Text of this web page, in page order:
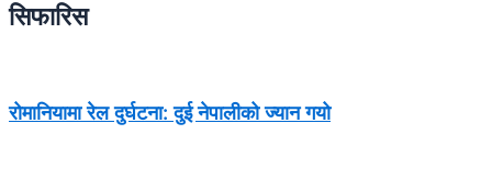
सिफारिस
रोमानियामा रेल दुर्घटना: दुई नेपालीको ज्यान गयो